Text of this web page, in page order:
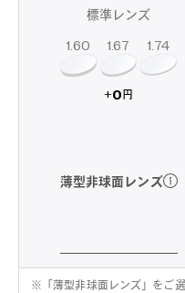
標準レンズ
1.60 1.67 1.74
+0 円
薄型非球面レンズ
※
「薄型非球面レンズ」をご